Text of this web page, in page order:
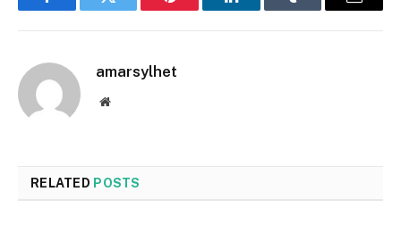
FacebookTwitter Pinterest LinkedInTumblr Email
amarsylhet
Website
RELATED POSTS